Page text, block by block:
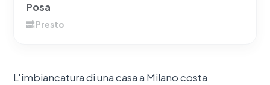
Posa
L'imbiancatura di una casa a Milano costa